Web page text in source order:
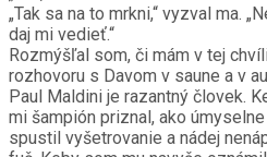
„Tak sa na to mrkni,“ vyzval ma.
daj mi vedieť.“
Rozmýšľal som, či mám v tej
rozhovoru s Davom v saune a v
Paul Maldini je razantný človek.
mi šampión priznal, ako
spustil vyšetrovanie a nádej